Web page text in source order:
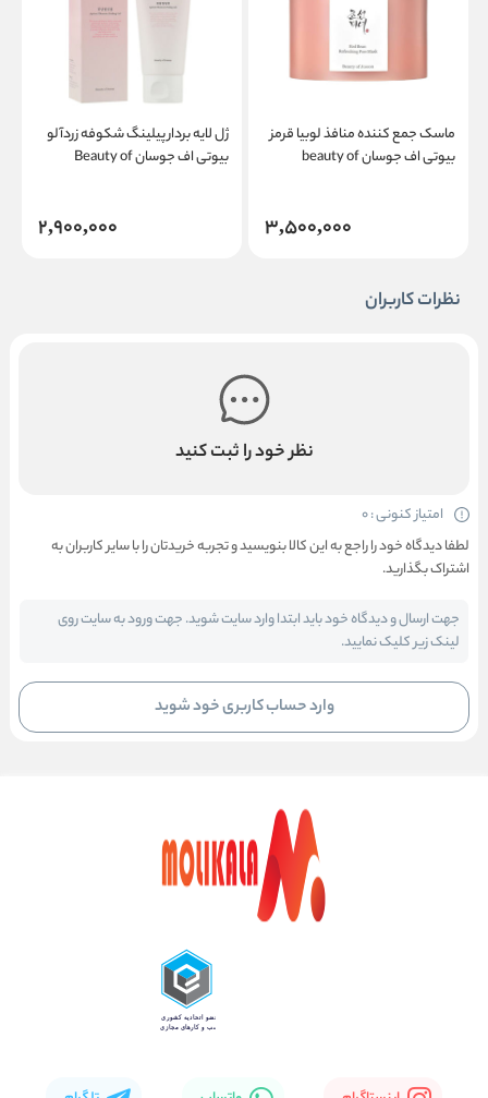
ماسک جمع کننده منافذ لوبیا قرمز
بیوتی اف جوسان beauty of
3,500,000
ژل لایه بردار پیلینگ شکوفه زردآلو
بیوتی اف جوسان Beauty of
2,900,000
نظرات کاربران
نظر خود را ثبت کنید
امتیاز کنونی : 0
لطفا دیدگاه خود را راجع به این کالا بنویسید و تجربه خریدتان را با سایر کاربران به
اشتراک بگذارید.
جهت ارسال و دیدگاه خود باید ابتدا وارد سایت شوید. جهت ورود به سایت روی
لینک زیر کلیک نمایید.
وارد حساب کاربری خود شوید